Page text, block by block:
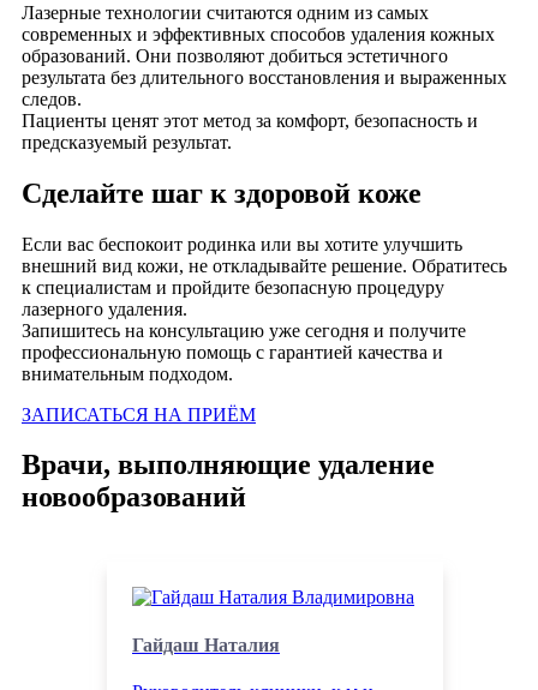
Лазерные технологии считаются одним из самых
современных и эффективных способов удаления кожных
образований. Они позволяют добиться эстетичного
результата без длительного восстановления и выраженных
следов.
Пациенты ценят этот метод за комфорт, безопасность и
предсказуемый результат.
Сделайте шаг к здоровой коже
Если вас беспокоит родинка или вы хотите улучшить
внешний вид кожи, не откладывайте решение. Обратитесь
к специалистам и пройдите безопасную процедуру
лазерного удаления.
Запишитесь на консультацию уже сегодня и получите
профессиональную помощь с гарантией качества и
внимательным подходом.
ЗАПИСАТЬСЯ НА ПРИЁМ
Врачи, выполняющие удаление
новообразований
Гайдаш Наталия